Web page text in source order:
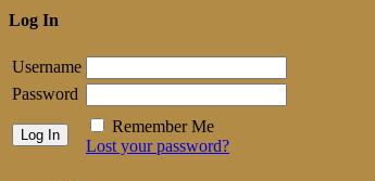
Log In
Username
Password
Remember Me
Lost your password?